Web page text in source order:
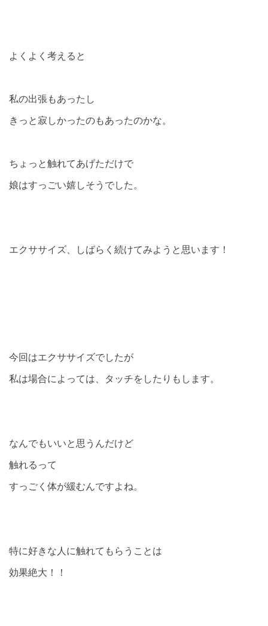
よくよく考えると
私の出張もあったし
きっと寂しかったのもあったのかな。
ちょっと触れてあげただけで
娘はすっごい嬉しそうでした。
エクササイズ、しばらく続けてみようと思います！
今回はエクササイズでしたが
私は場合によっては、タッチをしたりもします。
なんでもいいと思うんだけど
触れるって
すっごく体が緩むんですよね。
特に好きな人に触れてもらうことは
効果絶大！！